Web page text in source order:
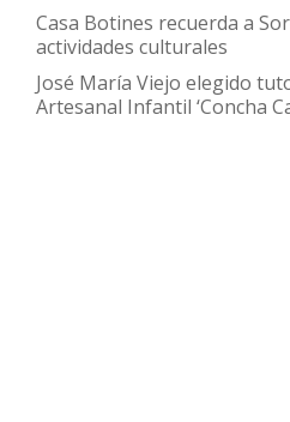
Casa Botines recuerda a
actividades culturales
José María Viejo elegido
Artesanal Infantil ‘Concha